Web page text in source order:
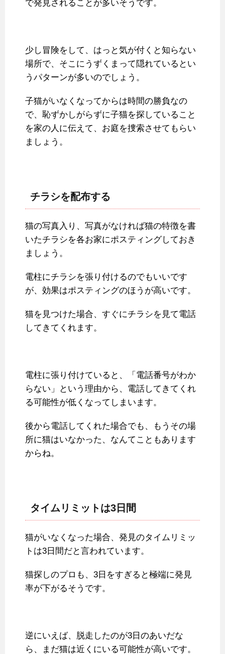
で発見されることが多いそうです。
少し冒険をして、はっと気が付くと知らない
場所で、そこにうずくまって隠れているとい
うパターンが多いのでしょう。
子猫がいなくなってからは時間の勝負なの
で、恥ずかしがらずに子猫を探していること
を家の人に伝えて、お庭を捜索させてもらい
ましょう。
チラシを配布する
猫の写真入り、写真がなければ猫の特徴を書
いたチラシを各お家にポスティングしておき
ましょう。
電柱にチラシを張り付けるのでもいいです
が、効果はポスティングのほうが高いです。
猫を見つけた場合、すぐにチラシを見て電話
してきてくれます。
電柱に張り付けていると、「電話番号がわか
らない」という理由から、電話してきてくれ
る可能性が低くなってしまいます。
後から電話してくれた場合でも、もうその場
所に猫はいなかった、なんてこともあります
からね。
タイムリミットは3日間
猫がいなくなった場合、発見のタイムリミッ
トは3日間だと言われています。
猫探しのプロも、3日をすぎると極端に発見
率が下がるそうです。
逆にいえば、脱走したのが3日のあいだな
ら、まだ猫は近くにいる可能性が高いです。